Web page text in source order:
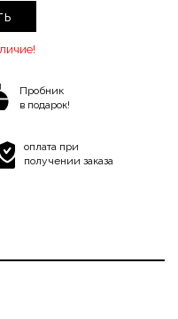
Пробник
в подарок!
оплата при
получении заказа